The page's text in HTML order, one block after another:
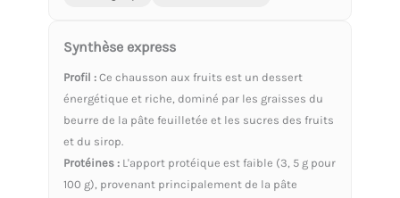
Synthèse express
Profil : Ce chausson aux fruits est un dessert
énergétique et riche, dominé par les graisses du
beurre de la pâte feuilletée et les sucres des fruits
et du sirop.
Protéines : L'apport protéique est faible (3, 5 g pour
100 g), provenant principalement de la pâte